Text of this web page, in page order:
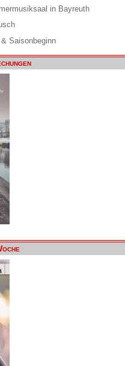
in Bayreuth
Saisonbeginn